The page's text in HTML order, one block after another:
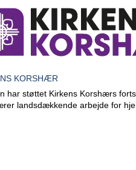
KORSHÆR
har støttet Kirkens Korshærs
landsdækkende arbejde for